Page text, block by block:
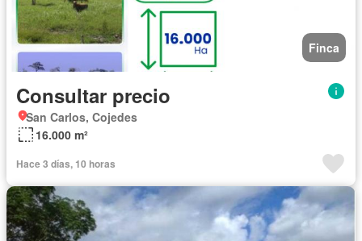
Finca
Consultar precio
San Carlos, Cojedes
16.000 m²
Hace 3 días, 10 horas